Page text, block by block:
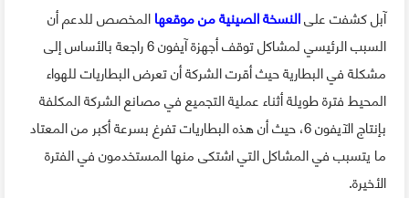
آبل كشفت علىالنسخة الصينية من موقعهاالمخصص للدعم أن
السبب الرئيسي لمشاكل توقف أجهزة آيفون 6 راجعة بالأساس إلى
مشكلة في البطارية حيث أقرت الشركة أن تعرض البطاريات للهواء
المحيط فترة طويلة أثناء عملية التجميع في مصانع الشركة المكلفة
بإنتاج الآيفون 6، حيث أن هذه البطاريات تفرغ بسرعة أكبر من المعتاد
ما يتسبب في المشاكل التي اشتكى منها المستخدمون في الفترة
الأخيرة.